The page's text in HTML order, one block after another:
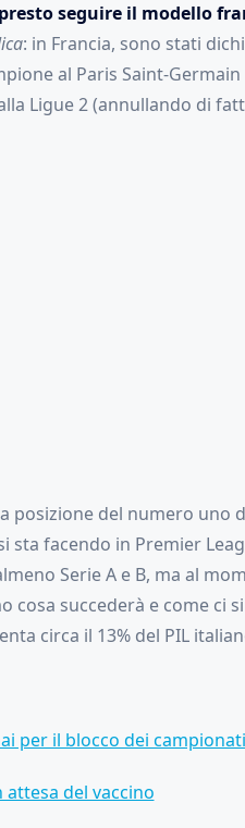
seguire il modello
: in Francia, sono stati
al Paris Saint-
Ligue 2 (annullando di
posizione del numero uno
sta facendo in Premier
Serie A e B, ma al
cosa succederà e come ci
circa il 13% del PIL
per il blocco dei
del vaccino